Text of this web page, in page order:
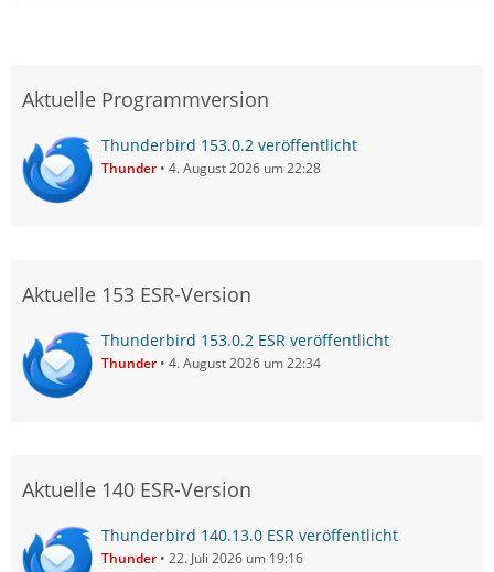
Aktuelle Programmversion
Thunderbird 153.0.2 veröffentlicht
Thunder 4. August 2026 um 22:28
Aktuelle 153 ESR-Version
Thunderbird 153.0.2 ESR veröffentlicht
Thunder 4. August 2026 um 22:34
Aktuelle 140 ESR-Version
Thunderbird 140.13.0 ESR veröffentlicht
Thunder 22. Juli 2026 um 19:16